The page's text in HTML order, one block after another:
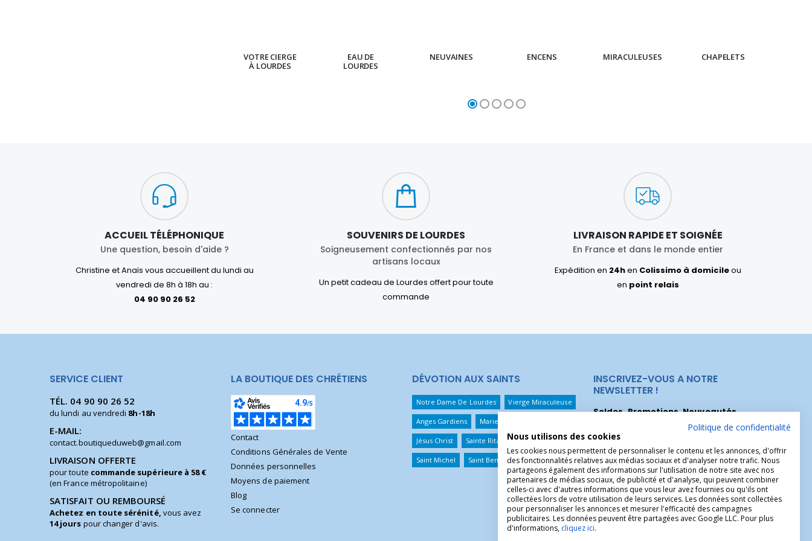
VOTRE CIERGE
À LOURDES
EAU DE
LOURDES
NEUVAINES ENCENS MIRACULEUSES CHAPELETS
ACCUEIL TÉLÉPHONIQUE
Une question, besoin d'aide ?
Christine et Anaïs vous accueillent du lundi au
vendredi de 8h à 18h au :
04 90 90 26 52
SOUVENIRS DE LOURDES
Soigneusement confectionnés par nos
artisans locaux
Un petit cadeau de Lourdes offert pour toute
commande
LIVRAISON RAPIDE ET SOIGNÉE
En France et dans le monde entier
Expédition en 24hen Colissimo à domicileou
en point relais
SERVICE CLIENT
TÉL. 04 90 90 26 52
du lundi au vendredi 8h-18h
E-MAIL:
contact.boutiqueduweb@gmail.com
LIVRAISON OFFERTE
pour toute commande supérieure à 58 €
(en France métropolitaine)
SATISFAIT OU REMBOURSÉ
Achetez en toute sérénité, vous avez
14 jours pour changer d'avis.
LA BOUTIQUE DES CHRÉTIENS
Contact
Conditions Générales de Vente
Données personnelles
Moyens de paiement
Blog
Se connecter
DÉVOTION AUX SAINTS
Notre Dame De Lourdes Vierge Miraculeuse
Anges Gardiens Marie Qui Défait Les Noeuds
Jésus Christ Sainte Rita Sainte Thérèse
Saint Michel Saint Benoît Saint Christophe
INSCRIVEZ-VOUS A NOTRE
NEWSLETTER !
Soldes, Promotions, Nouveautés...
Inscrivez-vous maintenant pour recevoir
nos meilleures offres.
Politique de confidentialité
Nous utilisons des cookies
Les cookies nous permettent de personnaliser le contenu et les annonces, d'offrir
des fonctionnalités relatives aux médias sociaux et d'analyser notre trafic. Nous
partageons également des informations sur l'utilisation de notre site avec nos
partenaires de médias sociaux, de publicité et d'analyse, qui peuvent combiner
celles-ci avec d'autres informations que vous leur avez fournies ou qu'ils ont
collectées lors de votre utilisation de leurs services. Les données sont collectées
pour personnaliser les annonces et mesurer l'efficacité des campagnes
publicitaires. Les données peuvent être partagées avec Google LLC. Pour plus
d'informations, cliquez ici.